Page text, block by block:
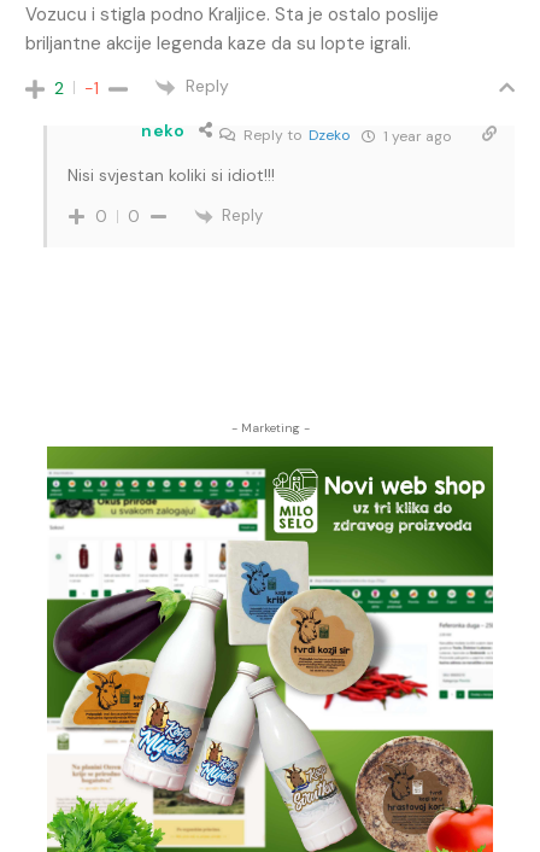
Vozucu i stigla podno Kraljice. Sta je ostalo poslije
briljantne akcije legenda kaze da su lopte igrali.
2 -1 Reply
neko Reply to Dzeko 1 year ago
Nisi svjestan koliki si idiot!!!
0 0 Reply
- Marketing -